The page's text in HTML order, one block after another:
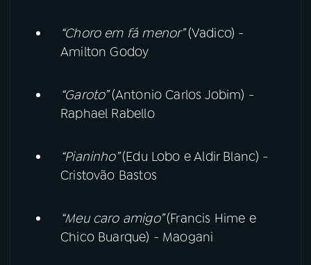
“Choro em fá menor”(Vadico) -
Amilton Godoy
“Garoto”(Antonio Carlos Jobim) -
Raphael Rabello
“Pianinho”(Edu Lobo e Aldir Blanc) -
Cristovão Bastos
“Meu caro amigo”(Francis Hime e
Chico Buarque) - Maogani